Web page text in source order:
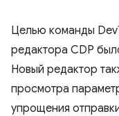
Целью команды
редактора CDP
Новый редактор
просмотра
упрощения